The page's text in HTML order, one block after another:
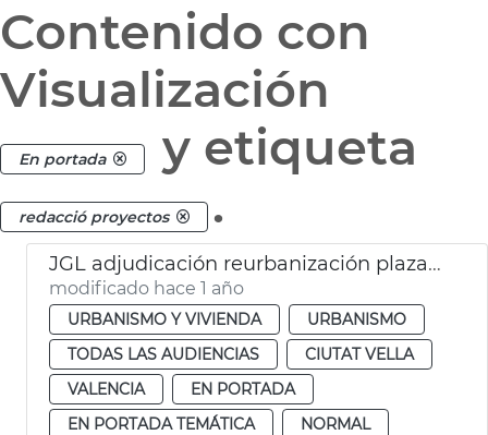
Contenido con
Visualización
En portada y etiqueta
redacció proyectos .
JGL adjudicación reurbanización plaza Ajuntament
modificado hace 1 año
URBANISMO Y VIVIENDA
URBANISMO
TODAS LAS AUDIENCIAS
CIUTAT VELLA
VALENCIA
EN PORTADA
EN PORTADA TEMÁTICA
NORMAL